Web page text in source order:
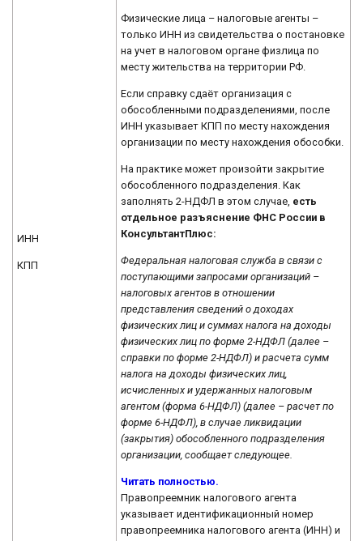
ИНН
КПП
Физические лица – налоговые агенты –
только ИНН из свидетельства о постановке
на учет в налоговом органе физлица по
месту жительства на территории РФ.
Если справку сдаёт организация с
обособленными подразделениями, после
ИНН указывает КПП по месту нахождения
организации по месту нахождения обособки.
На практике может произойти закрытие
обособленного подразделения. Как
заполнять 2-НДФЛ в этом случае, есть
отдельное разъяснение ФНС России в
КонсультантПлюс:
Федеральная налоговая служба в связи с
поступающими запросами организаций –
налоговых агентов в отношении
представления сведений о доходах
физических лиц и суммах налога на доходы
физических лиц по форме 2-НДФЛ (далее –
справки по форме 2-НДФЛ) и расчета сумм
налога на доходы физических лиц,
исчисленных и удержанных налоговым
агентом (форма 6-НДФЛ) (далее – расчет по
форме 6-НДФЛ), в случае ликвидации
(закрытия) обособленного подразделения
организации, сообщает следующее.
Читать полностью.
Правопреемник налогового агента
указывает идентификационный номер
правопреемника налогового агента (ИНН) и